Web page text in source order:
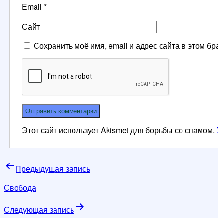
Email *
Сайт
Сохранить моё имя, email и адрес сайта в этом
Этот сайт использует Akismet для борьбы со спамом.
Навигация
по
Предыдущая запись
Свобода
Следующая запись